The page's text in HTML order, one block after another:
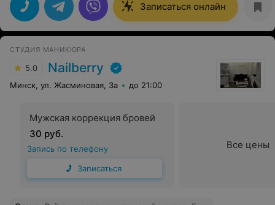
Записаться онлайн
СТУДИЯ МАНИКЮРА
5.0 Nailberry
Минск, ул. Жасминовая, 3а до 21:00
Мужская коррекция бровей
30 руб.
Запись по телефону
Записаться
Все цены